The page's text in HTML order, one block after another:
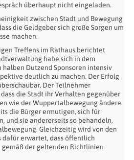
überhaupt nicht eingeladen.
zwischen Stadt und Bewegung
die Geldgeber sich große Sorgen um
machen.
Treffens im Rathaus berichtet
habe sich in dem
halben Dutzend Sponsoren intensiv
deutlich zu machen. Der Erfolg
Der Teilnehmer
die Stadt ihr Verhalten gegenüber
wie der Wuppertalbewegung ändere.
die Bürger ermutigen, sich für
und sie andererseits so behandeln,
Gleichzeitig wird von den
dafür erwartet, dass öffentlich
der geltenden Richtlinien